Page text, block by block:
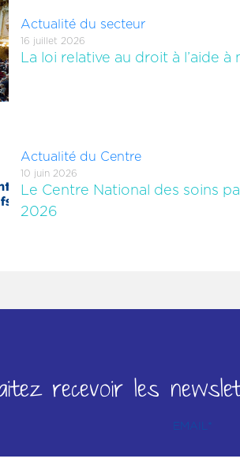
Actualité du secteur
16 juillet 2026
La loi relative au droit à l’aide
Actualité du Centre
10 juin 2026
Le Centre National des soins
2026
recevoir les
EMAIL *